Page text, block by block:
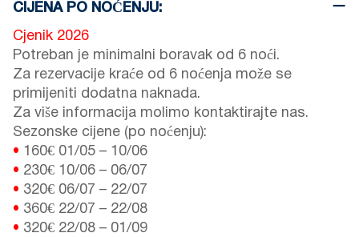
CIJENA PO NOĆENJU:
Cjenik 2026
Potreban je minimalni boravak od 6 noći.
Za rezervacije kraće od 6 noćenja može se
primijeniti dodatna naknada.
Za više informacija molimo kontaktirajte nas.
Sezonske cijene (po noćenju):
• 160€ 01/05 – 10/06
• 230€ 10/06 – 06/07
• 320€ 06/07 – 22/07
• 360€ 22/07 – 22/08
• 320€ 22/08 – 01/09